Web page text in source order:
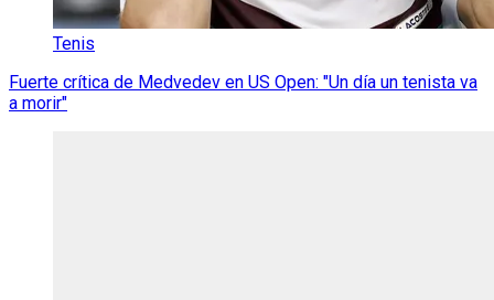
Tenis
Fuerte crítica de Medvedev en US Open: "Un día un tenista va
a morir"